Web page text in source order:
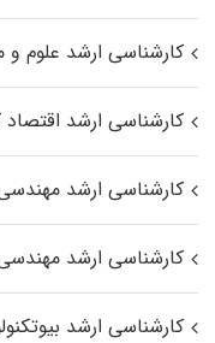
کارشناسی ارشد علوم و
کارشناسی ارشد
کارشناسی ارشد
کارشناسی ارشد
کارشناسی ارشد